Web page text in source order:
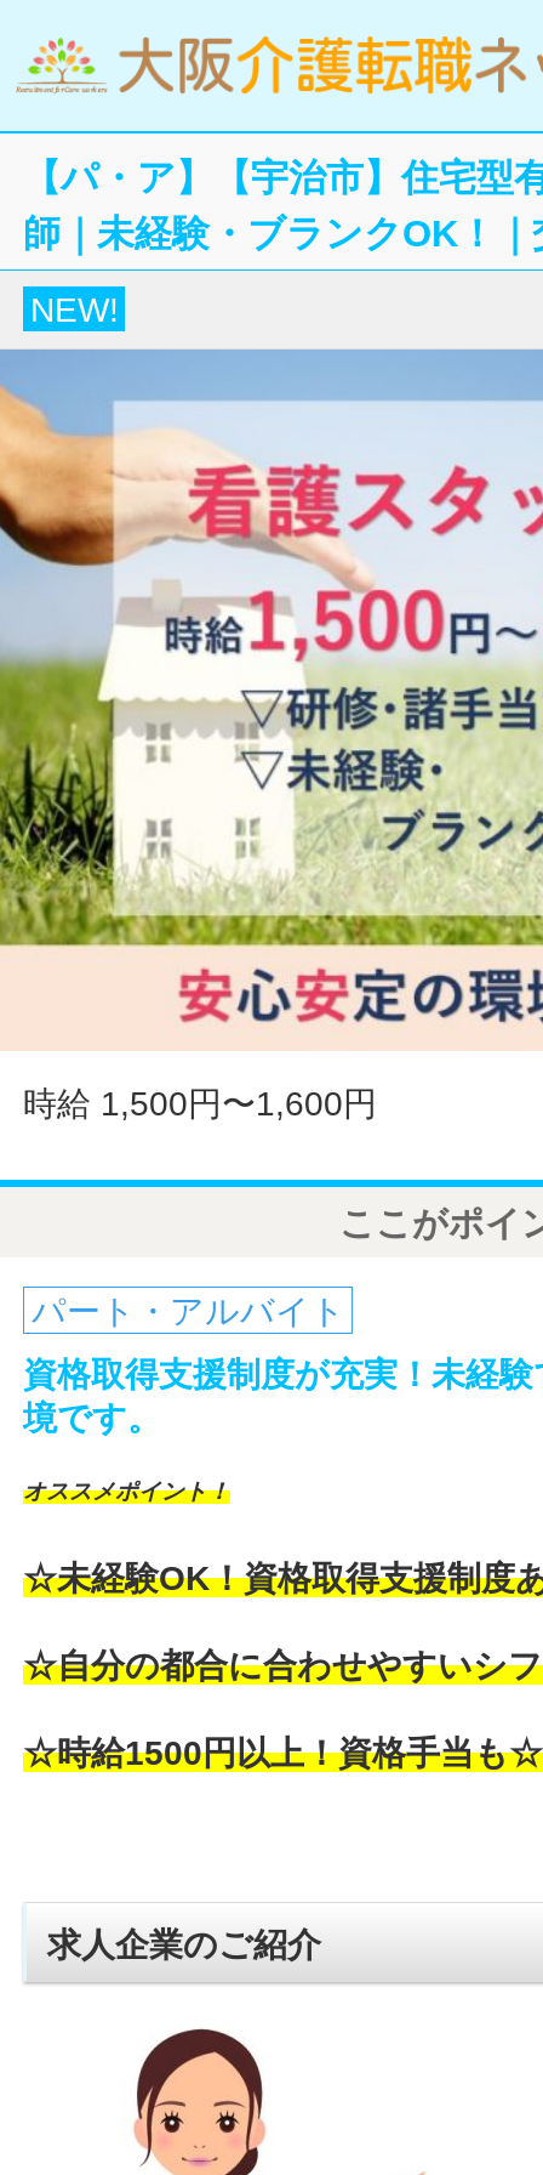
【パ・ア】【宇治市】住宅型
師｜未経験・ブランクOK！
NEW!
時給 1,500円〜1,600円
ここがポイ
パート・アルバイト
資格取得支援制度が充実！未経
境です。
オススメポイント！
☆未経験OK！資格取得支援制度
☆自分の都合に合わせやすいシ
☆時給1500円以上！資格手当も☆
求人企業のご紹介